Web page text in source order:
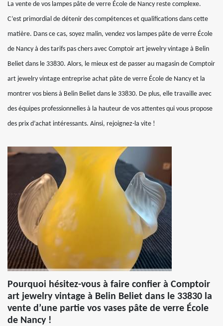
La vente de vos lampes pâte de verre École de Nancy reste complexe.
C’est primordial de détenir des compétences et qualifications dans cette
matière. Dans ce cas, soyez malin, vendez vos lampes pâte de verre École
de Nancy à des tarifs pas chers avec Comptoir art jewelry vintage à Belin
Beliet dans le 33830. Alors, le mieux est de passer au magasin de Comptoir
art jewelry vintage entreprise achat pâte de verre École de Nancy et la
montrer vos biens à Belin Beliet dans le 33830. De plus, elle travaille avec
des équipes professionnelles à la hauteur de vos attentes qui vous propose
des prix d’achat intéressants. Ainsi, rejoignez-la vite !
Pourquoi hésitez-vous à faire confier à Comptoir
art jewelry vintage à Belin Beliet dans le 33830 la
vente d’une partie vos vases pâte de verre École
de Nancy !